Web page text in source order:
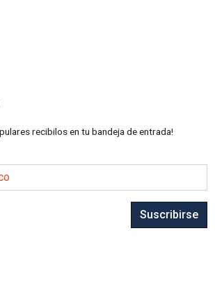
recibilos en tu bandeja de entrada!
Suscribirse